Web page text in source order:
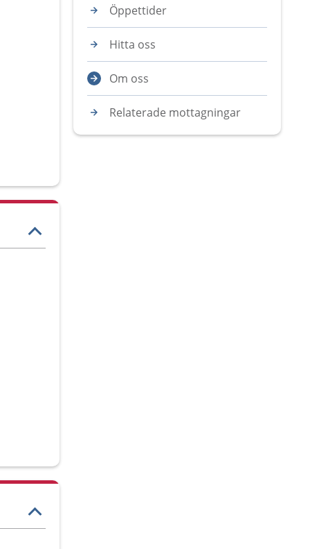
Öppettider
Hitta oss
Om oss
Relaterade mottagningar